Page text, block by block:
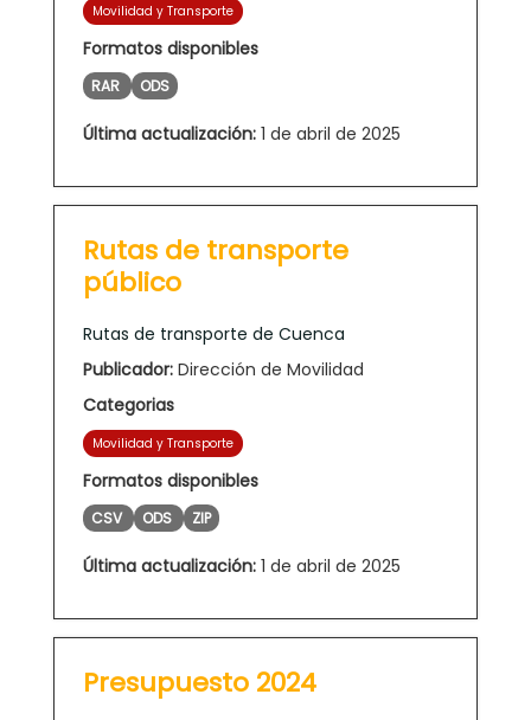
Movilidad y Transporte
Formatos disponibles
RAR ODS
Última actualización: 1 de abril de 2025
Rutas de transporte
público
Rutas de transporte de Cuenca
Publicador: Dirección de Movilidad
Categorias
Movilidad y Transporte
Formatos disponibles
CSV ODS ZIP
Última actualización: 1 de abril de 2025
Presupuesto 2024